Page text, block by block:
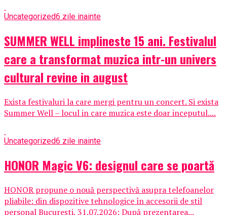
Uncategorized6 zile inainte
SUMMER WELL implineste 15 ani. Festivalul
care a transformat muzica intr-un univers
cultural revine in august
Exista festivaluri la care mergi pentru un concert. Si exista
Summer Well – locul in care muzica este doar inceputul....
Uncategorized6 zile inainte
HONOR Magic V6: designul care se poartă
HONOR propune o nouă perspectivă asupra telefoanelor
pliabile: din dispozitive tehnologice în accesorii de stil
personal București, 31.07.2026: După prezentarea...